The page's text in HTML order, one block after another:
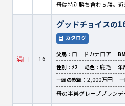
母は特別勝ち含む５勝。
満口 16
グッドチョイスの
カタログ
父馬： ロードカナロア
性別： ﾒｽ 毛色： 鹿毛 年
一頭の総額： 2,000万円
母の半弟グレープブランデ